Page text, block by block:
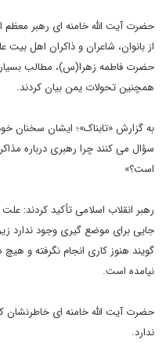
حضرت آیت الله خامنه ای رهبر معظم
از بانوان، شاعران و ذاکران اهل
حضرت فاطمه زهرا(س)، مطالب
همچنین تحولات یمن بیان کردند.
به گزارش «تابناک»؛ ایشان سخنان
سؤال می کنند چرا رهبری درباره
است؟»
رهبر انقلاب اسلامی تأکید کردند:
جایی برای موضع گیری وجود ندارد
گویند هنوز کاری انجام نگرفته و
نیامده است.
حضرت آیت الله خامنه ای خاطرنشان
ندارد.